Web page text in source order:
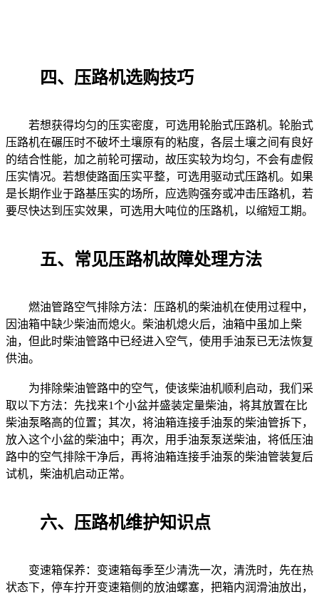
四、压路机选购技巧
若想获得均匀的压实密度，可选用轮胎式压路机。轮胎式
压路机在碾压时不破坏土壤原有的粘度，各层土壤之间有良好
的结合性能，加之前轮可摆动，故压实较为均匀，不会有虚假
压实情况。若想使路面压实平整，可选用驱动式压路机。如果
是长期作业于路基压实的场所，应选购强夯或冲击压路机，若
要尽快达到压实效果，可选用大吨位的压路机，以缩短工期。
五、常见压路机故障处理方法
燃油管路空气排除方法：压路机的柴油机在使用过程中，
因油箱中缺少柴油而熄火。柴油机熄火后，油箱中虽加上柴
油，但此时柴油管路中已经进入空气，使用手油泵已无法恢复
供油。
为排除柴油管路中的空气，使该柴油机顺利启动，我们采
取以下方法：先找来1个小盆并盛装定量柴油，将其放置在比
柴油泵略高的位置；其次，将油箱连接手油泵的柴油管拆下，
放入这个小盆的柴油中；再次，用手油泵泵送柴油，将低压油
路中的空气排除干净后，再将油箱连接手油泵的柴油管装复后
试机，柴油机启动正常。
六、压路机维护知识点
变速箱保养：变速箱每季至少清洗一次，清洗时，先在热
状态下，停车拧开变速箱侧的放油螺塞，把箱内润滑油放出，